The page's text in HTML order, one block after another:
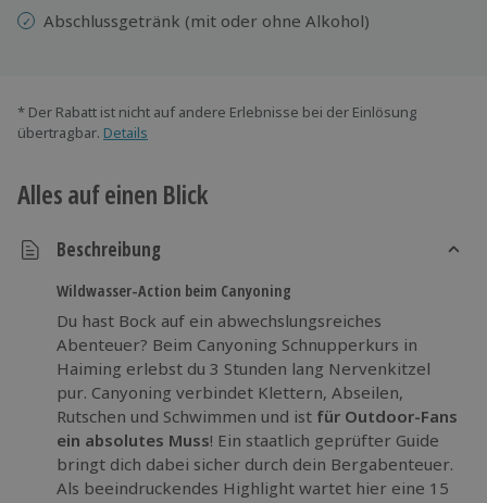
Abschlussgetränk (mit oder ohne Alkohol)
* Der Rabatt ist nicht auf andere Erlebnisse bei der Einlösung
übertragbar. Details
Alles auf einen Blick
Beschreibung
Wildwasser-Action beim Canyoning
Du hast Bock auf ein abwechslungsreiches
Abenteuer? Beim Canyoning Schnupperkurs in
Haiming erlebst du 3 Stunden lang Nervenkitzel
pur. Canyoning verbindet Klettern, Abseilen,
Rutschen und Schwimmen und ist für Outdoor-Fans
ein absolutes Muss! Ein staatlich geprüfter Guide
bringt dich dabei sicher durch dein Bergabenteuer.
Als beeindruckendes Highlight wartet hier eine 15